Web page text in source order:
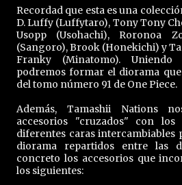
Recordad que esta es una
D. Luffy (Luffytaro), Tony Tony
Usopp (Usohachi), Roronoa
(Sangoro), Brook (Honekichi) y
Franky (Minatomo).
podremos formar el diorama
del tomo número 91 de One Piece.
Además, Tamashii Nations
accesorios "cruzados" con
diferentes caras intercambiables
diorama repartidos entre las
concreto los accesorios que
los siguientes: